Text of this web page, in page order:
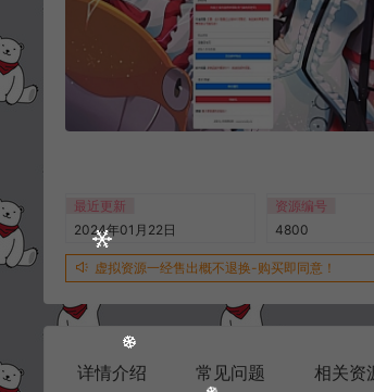
最近更新
2024年01月22日
资源编号
4800
虚拟资源一经售出概不退换-购买即同意！
详情介绍 常见问题 相关资